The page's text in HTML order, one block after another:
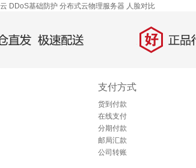
DDoS基础防护 分布式云物理服务器 人脸对比
发，极速配送 好 正品行
支付方式
货到付款
在线支付
分期付款
邮局汇款
公司转账